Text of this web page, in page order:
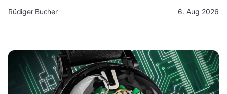
Rüdiger Bucher 6. Aug 2026